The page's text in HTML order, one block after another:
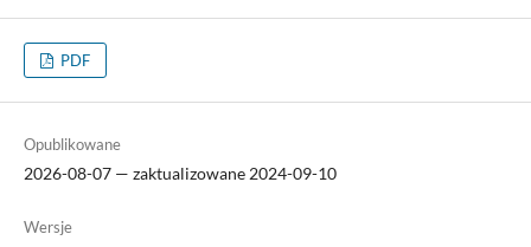
PDF
Opublikowane
2026-08-07 — zaktualizowane 2024-09-10
Wersje